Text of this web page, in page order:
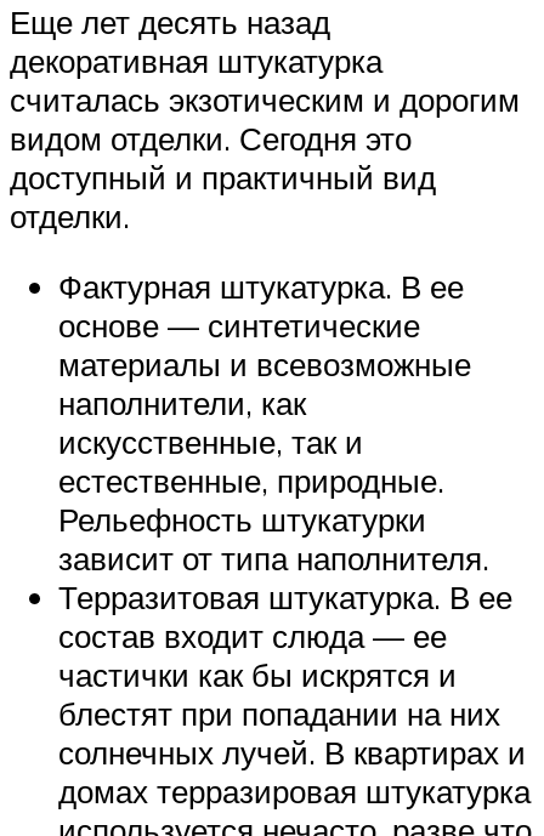
Еще лет десять назад
декоративная штукатурка
считалась экзотическим и дорогим
видом отделки. Сегодня это
доступный и практичный вид
отделки.
Фактурная штукатурка. В ее
основе — синтетические
материалы и всевозможные
наполнители, как
искусственные, так и
естественные, природные.
Рельефность штукатурки
зависит от типа наполнителя.
Терразитовая штукатурка. В ее
состав входит слюда — ее
частички как бы искрятся и
блестят при попадании на них
солнечных лучей. В квартирах и
домах терразировая штукатурка